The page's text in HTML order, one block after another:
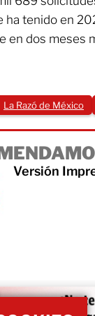
ha tenido en
en dos meses
La Razó de México
Versión